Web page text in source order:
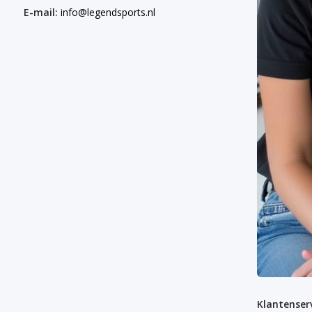
E-mail: info@legendsports.nl